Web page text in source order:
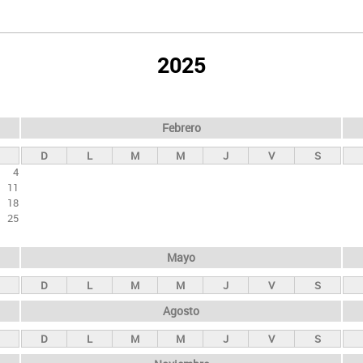
2025
4
11
18
25
Febrero
D L M M J V S
Mayo
D L M M J V S
Agosto
D L M M J V S